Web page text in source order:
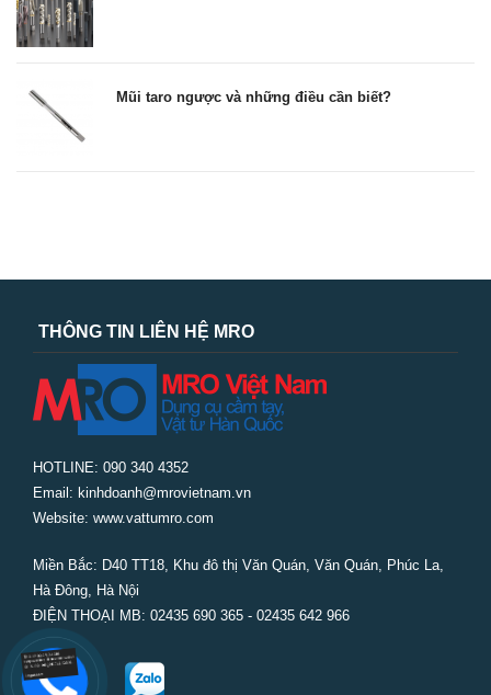
Mũi taro ngược và những điều cần biết?
THÔNG TIN LIÊN HỆ MRO
HOTLINE: 090 340 4352
Email: kinhdoanh@mrovietnam.vn
Website: www.vattumro.com
Miền Bắc: D40 TT18, Khu đô thị Văn Quán, Văn Quán, Phúc La,
Hà Đông, Hà Nội
ĐIỆN THOẠI MB: 02435 690 365 - 02435 642 966